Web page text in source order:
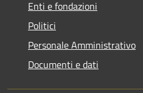
Enti e fondazioni
Politici
Personale Amministrativo
Documenti e dati